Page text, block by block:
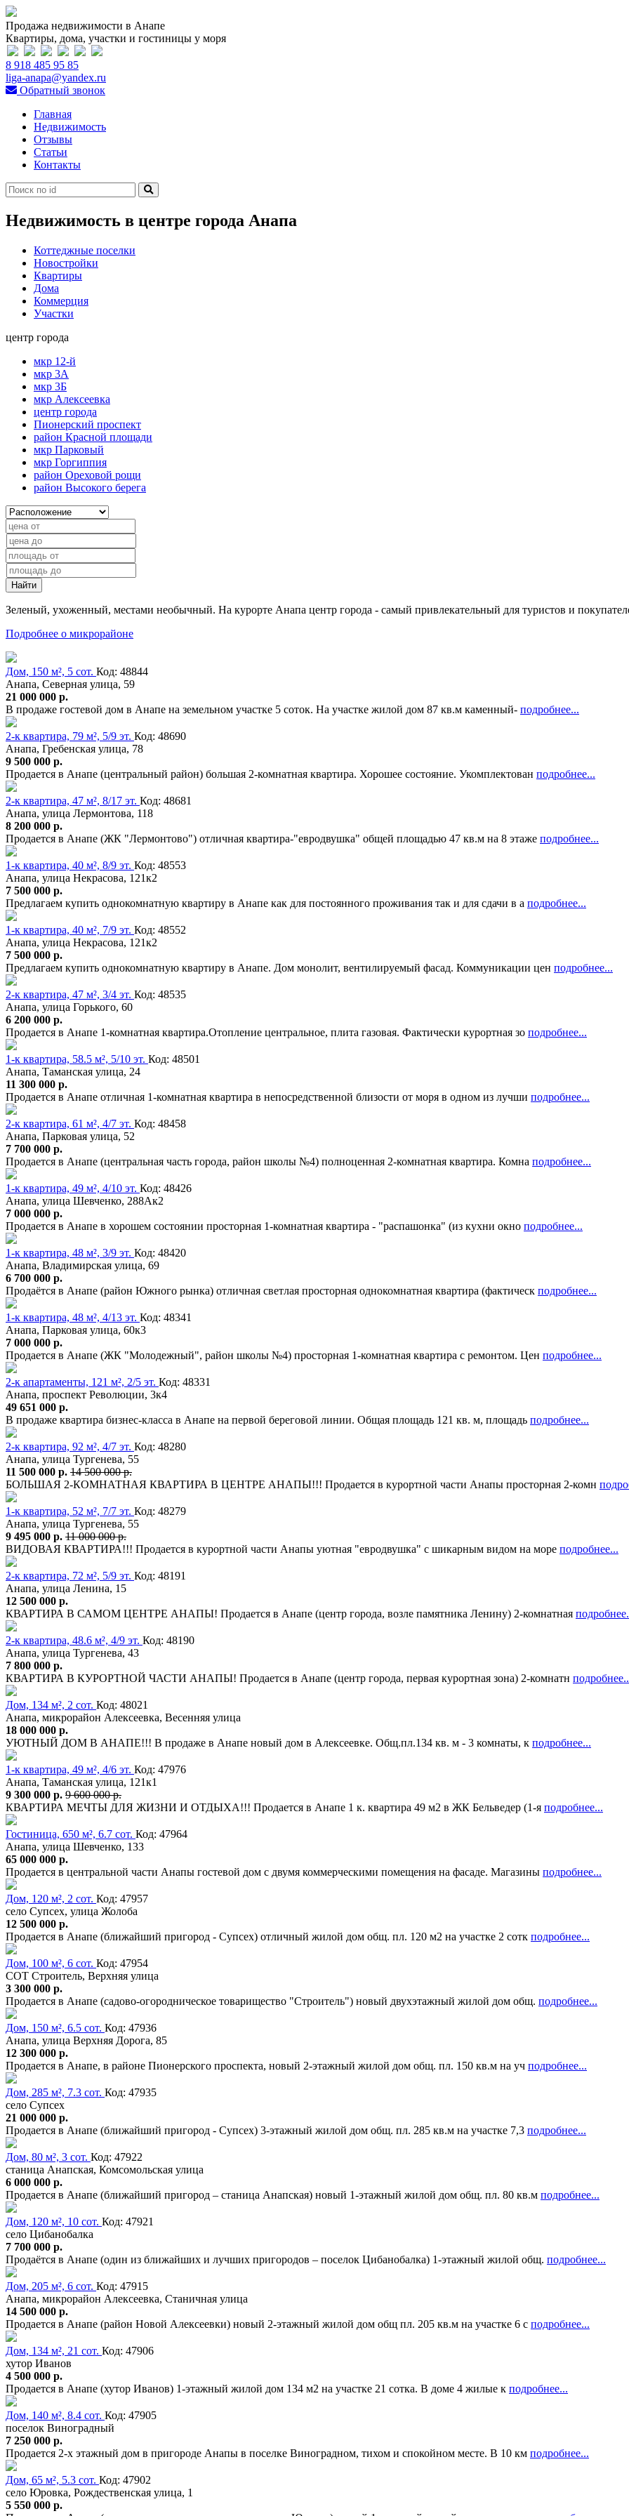
Продажа недвижимости в Анапе
Квартиры, дома, участки и гостиницы у моря
8 918 485 95 85
liga-anapa@yandex.ru
Обратный звонок
Главная
Недвижимость
Отзывы
Статьи
Контакты
Недвижимость в центре города Анапа
Коттеджные поселки
Новостройки
Квартиры
Дома
Коммерция
Участки
центр города
мкр 12-й
мкр 3А
мкр 3Б
мкр Алексеевка
центр города
Пионерский проспект
район Красной площади
мкр Парковый
мкр Горгиппия
район Ореховой рощи
район Высокого берега
Найти
Зеленый, ухоженный, местами необычный. На курорте Анапа центр города - самый привлекательный для туристов и
Подробнее о микрорайоне
Дом, 150 м², 5 сот. Код: 48844
Анапа, Северная улица, 59
21 000 000 р.
В продаже гостевой дом в Анапе на земельном участке 5 соток. На участке жилой дом 87 кв.м каменный- подробнее...
2-к квартира, 79 м², 5/9 эт. Код: 48690
Анапа, Гребенская улица, 78
9 500 000 р.
Продается в Анапе (центральный район) большая 2-комнатная квартира. Хорошее состояние. Укомплектован подробнее...
2-к квартира, 47 м², 8/17 эт. Код: 48681
Анапа, улица Лермонтова, 118
8 200 000 р.
Продается в Анапе (ЖК "Лермонтово") отличная квартира-"евродвушка" общей площадью 47 кв.м на 8 этаже подробнее...
1-к квартира, 40 м², 8/9 эт. Код: 48553
Анапа, улица Некрасова, 121к2
7 500 000 р.
Предлагаем купить однокомнатную квартиру в Анапе как для постоянного проживания так и для сдачи в а подробнее...
1-к квартира, 40 м², 7/9 эт. Код: 48552
Анапа, улица Некрасова, 121к2
7 500 000 р.
Предлагаем купить однокомнатную квартиру в Анапе. Дом монолит, вентилируемый фасад. Коммуникации цен подробнее...
2-к квартира, 47 м², 3/4 эт. Код: 48535
Анапа, улица Горького, 60
6 200 000 р.
Продается в Анапе 1-комнатная квартира.Отопление центральное, плита газовая. Фактически курортная зо подробнее...
1-к квартира, 58.5 м², 5/10 эт. Код: 48501
Анапа, Таманская улица, 24
11 300 000 р.
Продается в Анапе отличная 1-комнатная квартира в непосредственной близости от моря в одном из лучши подробнее...
2-к квартира, 61 м², 4/7 эт. Код: 48458
Анапа, Парковая улица, 52
7 700 000 р.
Продается в Анапе (центральная часть города, район школы №4) полноценная 2-комнатная квартира. Комна подробнее...
1-к квартира, 49 м², 4/10 эт. Код: 48426
Анапа, улица Шевченко, 288Ак2
7 000 000 р.
Продается в Анапе в хорошем состоянии просторная 1-комнатная квартира - "распашонка" (из кухни окно подробнее...
1-к квартира, 48 м², 3/9 эт. Код: 48420
Анапа, Владимирская улица, 69
6 700 000 р.
Продаётся в Анапе (район Южного рынка) отличная светлая просторная однокомнатная квартира (фактическ подробнее...
1-к квартира, 48 м², 4/13 эт. Код: 48341
Анапа, Парковая улица, 60к3
7 000 000 р.
Продается в Анапе (ЖК "Молодежный", район школы №4) просторная 1-комнатная квартира с ремонтом. Цен подробнее...
2-к апартаменты, 121 м², 2/5 эт. Код: 48331
Анапа, проспект Революции, 3к4
49 651 000 р.
В продаже квартира бизнес-класса в Анапе на первой береговой линии. Общая площадь 121 кв. м, площадь подробнее...
2-к квартира, 92 м², 4/7 эт. Код: 48280
Анапа, улица Тургенева, 55
11 500 000 р. 14 500 000 р.
БОЛЬШАЯ 2-КОМНАТНАЯ КВАРТИРА В ЦЕНТРЕ АНАПЫ!!! Продается в курортной части Анапы просторная 2-комн
1-к квартира, 52 м², 7/7 эт. Код: 48279
Анапа, улица Тургенева, 55
9 495 000 р. 11 000 000 р.
ВИДОВАЯ КВАРТИРА!!! Продается в курортной части Анапы уютная "евродвушка" с шикарным видом на море подробнее...
2-к квартира, 72 м², 5/9 эт. Код: 48191
Анапа, улица Ленина, 15
12 500 000 р.
КВАРТИРА В САМОМ ЦЕНТРЕ АНАПЫ! Продается в Анапе (центр города, возле памятника Ленину) 2-комнатная
2-к квартира, 48.6 м², 4/9 эт. Код: 48190
Анапа, улица Тургенева, 43
7 800 000 р.
КВАРТИРА В КУРОРТНОЙ ЧАСТИ АНАПЫ! Продается в Анапе (центр города, первая курортная зона) 2-комнатн
Дом, 134 м², 2 сот. Код: 48021
Анапа, микрорайон Алексеевка, Весенняя улица
18 000 000 р.
УЮТНЫЙ ДОМ В АНАПЕ!!! В продаже в Анапе новый дом в Алексеевке. Общ.пл.134 кв. м - 3 комнаты, к подробнее...
1-к квартира, 49 м², 4/6 эт. Код: 47976
Анапа, Таманская улица, 121к1
9 300 000 р. 9 600 000 р.
КВАРТИРА МЕЧТЫ ДЛЯ ЖИЗНИ И ОТДЫХА!!! Продается в Анапе 1 к. квартира 49 м2 в ЖК Бельведер (1-я подробнее...
Гостиница, 650 м², 6.7 сот. Код: 47964
Анапа, улица Шевченко, 133
65 000 000 р.
Продается в центральной части Анапы гостевой дом с двумя коммерческими помещения на фасаде. Магазины подробнее...
Дом, 120 м², 2 сот. Код: 47957
село Супсех, улица Жолоба
12 500 000 р.
Продается в Анапе (ближайший пригород - Супсех) отличный жилой дом общ. пл. 120 м2 на участке 2 сотк подробнее...
Дом, 100 м², 6 сот. Код: 47954
СОТ Строитель, Верхняя улица
3 300 000 р.
Продается в Анапе (садово-огородническое товарищество "Строитель") новый двухэтажный жилой дом общ. подробнее...
Дом, 150 м², 6.5 сот. Код: 47936
Анапа, улица Верхняя Дорога, 85
12 300 000 р.
Продается в Анапе, в районе Пионерского проспекта, новый 2-этажный жилой дом общ. пл. 150 кв.м на уч подробнее...
Дом, 285 м², 7.3 сот. Код: 47935
село Супсех
21 000 000 р.
Продается в Анапе (ближайший пригород - Супсех) 3-этажный жилой дом общ. пл. 285 кв.м на участке 7,3 подробнее...
Дом, 80 м², 3 сот. Код: 47922
станица Анапская, Комсомольская улица
6 000 000 р.
Продается в Анапе (ближайший пригород – станица Анапская) новый 1-этажный жилой дом общ. пл. 80 кв.м подробнее...
Дом, 120 м², 10 сот. Код: 47921
село Цибанобалка
7 700 000 р.
Продаётся в Анапе (один из ближайших и лучших пригородов – поселок Цибанобалка) 1-этажный жилой общ. подробнее...
Дом, 205 м², 6 сот. Код: 47915
Анапа, микрорайон Алексеевка, Станичная улица
14 500 000 р.
Продается в Анапе (район Новой Алексеевки) новый 2-этажный жилой дом общ пл. 205 кв.м на участке 6 с подробнее...
Дом, 134 м², 21 сот. Код: 47906
хутор Иванов
4 500 000 р.
Продается в Анапе (хутор Иванов) 1-этажный жилой дом 134 м2 на участке 21 сотка. В доме 4 жилые к подробнее...
Дом, 140 м², 8.4 сот. Код: 47905
поселок Виноградный
7 250 000 р.
Продается 2-х этажный дом в пригороде Анапы в поселке Виноградном, тихом и спокойном месте. В 10 км подробнее...
Дом, 65 м², 5.3 сот. Код: 47902
село Юровка, Рождественская улица, 1
5 550 000 р.